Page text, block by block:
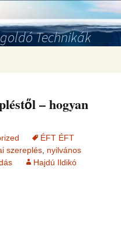
Technikák
– hogyan
ÉFT ÉFT
szereplés nyilvános
Hajdú Ildikó